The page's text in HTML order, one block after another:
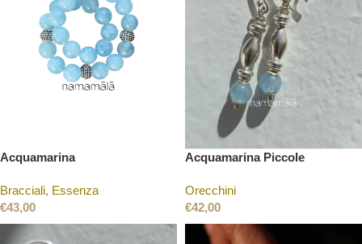
Acquamarina
Bracciali, Essenza
€43,00
Acquamarina Piccole
Orecchini
€42,00